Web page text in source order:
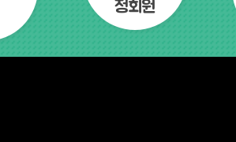
정회원